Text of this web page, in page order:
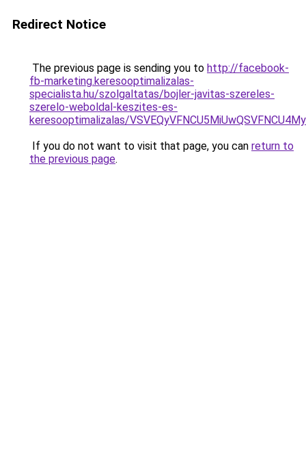
Redirect Notice
The previous page is sending you to http://facebook-
fb-marketing.keresooptimalizalas-
specialista.hu/szolgaltatas/bojler-javitas-szereles-
szerelo-weboldal-keszites-es-
keresooptimalizalas/
If you do not want to visit that page, you can return to
the previous page.